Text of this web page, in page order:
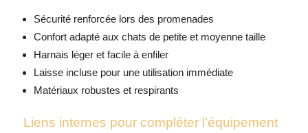
Sécurité renforcée lors des promenades
Confort adapté aux chats de petite et moyenne taille
Harnais léger et facile à enfiler
Laisse incluse pour une utilisation immédiate
Matériaux robustes et respirants
Liens internes pour compléter l’équipement